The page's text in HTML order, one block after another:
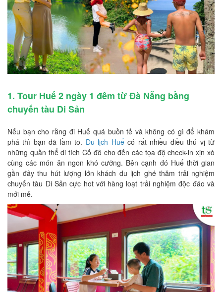
1. Tour Huế 2 ngày 1 đêm từ Đà Nẵng bằng
chuyến tàu Di Sản
Nếu bạn cho rằng đi Huế quá buồn tẻ và không có gì để khám
phá thì bạn đã lầm to. Du lịch Huếcó rất nhiều điều thú vị từ
những quần thể di tích Cố đô cho đến các tọa độ check-in xịn xò
cùng các món ăn ngon khó cưỡng. Bên cạnh đó Huế thời gian
gần đây thu hút lượng lớn khách du lịch ghé thăm trải nghiệm
chuyến tàu Di Sản cực hot với hàng loạt trải nghiệm độc đáo và
mới mẻ.